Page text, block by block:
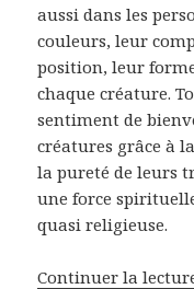
aussi dans les
couleurs, leur
position, leur
chaque créature.
sentiment de
créatures grâce à
la pureté de leurs
une force
quasi religieuse.
Continuer la